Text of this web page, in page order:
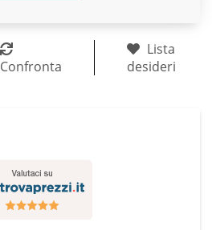
Confronta
Lista
desideri